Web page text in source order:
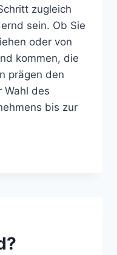
zugleich
sein. Ob Sie
oder von
kommen, die
prägen den
Wahl des
bis zur